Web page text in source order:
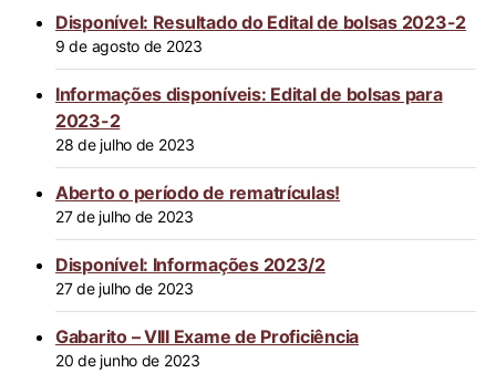
Disponível: Resultado do Edital de bolsas 2023-2
9 de agosto de 2023
Informações disponíveis: Edital de bolsas para
2023-2
28 de julho de 2023
Aberto o período de rematrículas!
27 de julho de 2023
Disponível: Informações 2023/2
27 de julho de 2023
Gabarito – VIII Exame de Proficiência
20 de junho de 2023